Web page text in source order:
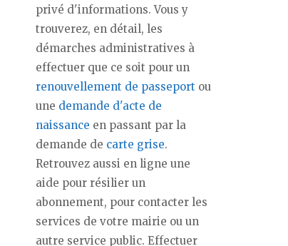
privé d'informations. Vous y
trouverez, en détail, les
démarches administratives à
effectuer que ce soit pour un
renouvellement de passeport ou
une demande d'acte de
naissance en passant par la
demande de carte grise.
Retrouvez aussi en ligne une
aide pour résilier un
abonnement, pour contacter les
services de votre mairie ou un
autre service public. Effectuer